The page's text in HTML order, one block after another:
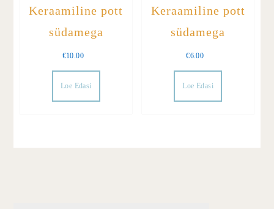
Keraamiline pott
südamega
€10.00
Loe Edasi
Keraamiline pott
südamega
€6.00
Loe Edasi